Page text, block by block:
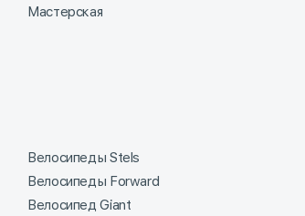
Мастерская
Велосипеды Stels
Велосипеды Forward
Велосипед Giant